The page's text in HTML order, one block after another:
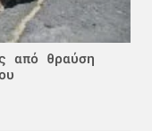
από θραύση